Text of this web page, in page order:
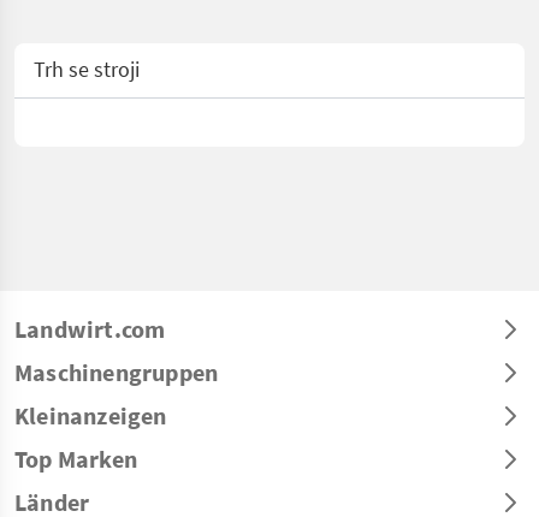
Trh se stroji
Landwirt.com
Maschinengruppen
Kleinanzeigen
Top Marken
Länder